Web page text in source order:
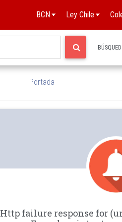
BCN Ley Chile
Portada
Http failure response for